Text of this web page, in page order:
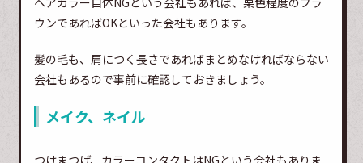
ウンであればOKといった会社もあります。
髪の毛も、肩につく長さであればまとめなければならない
会社もあるので事前に確認しておきましょう。
メイク、ネイル